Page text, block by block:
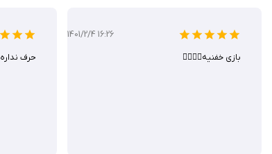
1401/2/4 16:26
بازی خفنیه👌🏻👌🏻 حرف نداره